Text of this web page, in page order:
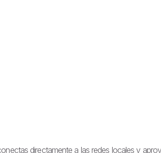
directamente a las redes locales y